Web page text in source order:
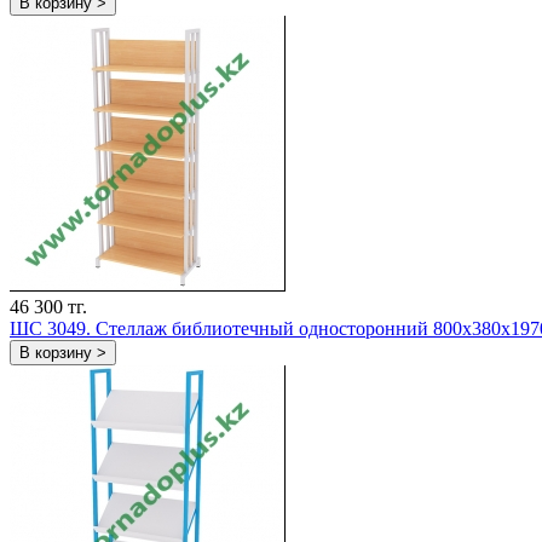
46 300 тг.
ШС 3049. Стеллаж библиотечный односторонний
В корзину >